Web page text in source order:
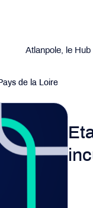
Atlanpole, le Hub
de la Loire